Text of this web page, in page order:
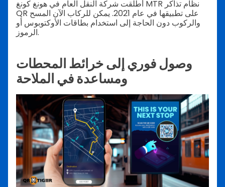
أطلقت شركة النقل العام في هونغ كونغ MTR نظام تذاكر
QR على تطبيقها في عام 2021. يمكن للركاب الآن المسح
والركوب دون الحاجة إلى استخدام بطاقات الأوكتوبوس أو
الرموز.
وصول فوري إلى خرائط المحطات
ومساعدة في الملاحة